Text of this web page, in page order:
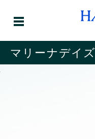
マリーナデイズ